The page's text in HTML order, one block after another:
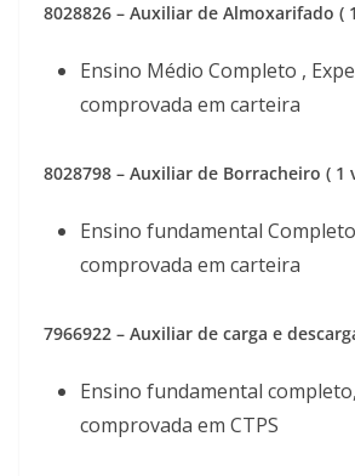
8028826 – Auxiliar de Almoxarifado (
Ensino Médio Completo ,
comprovada em carteira
8028798 – Auxiliar de Borracheiro ( 1
Ensino fundamental
comprovada em carteira
7966922 – Auxiliar de carga e
Ensino fundamental
comprovada em CTPS